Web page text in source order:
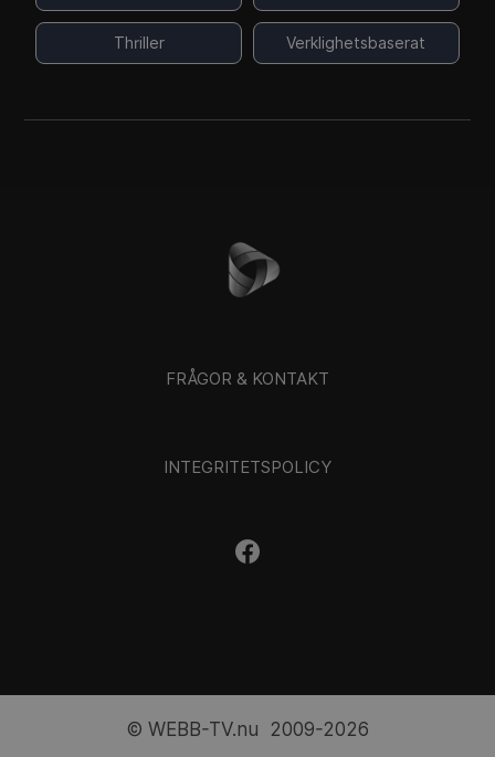
Thriller Verklighetsbaserat
FRÅGOR & KONTAKT
INTEGRITETSPOLICY
© WEBB-TV.nu 2009-2026